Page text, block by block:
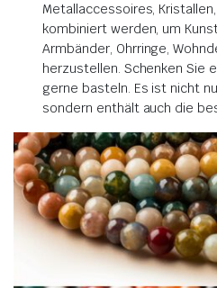
Metallaccessoires,
kombiniert werden, um
Armbänder, Ohrringe,
herzustellen. Schenken Sie
gerne basteln. Es ist nicht
sondern enthält auch die